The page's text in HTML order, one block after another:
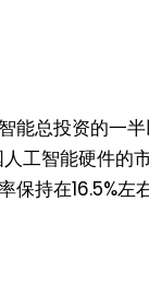
能总投资的一
工智能硬件的
持在16.5%左